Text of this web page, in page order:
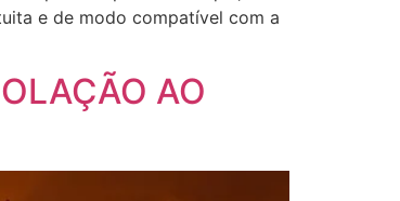
e de modo compatível com a
AO